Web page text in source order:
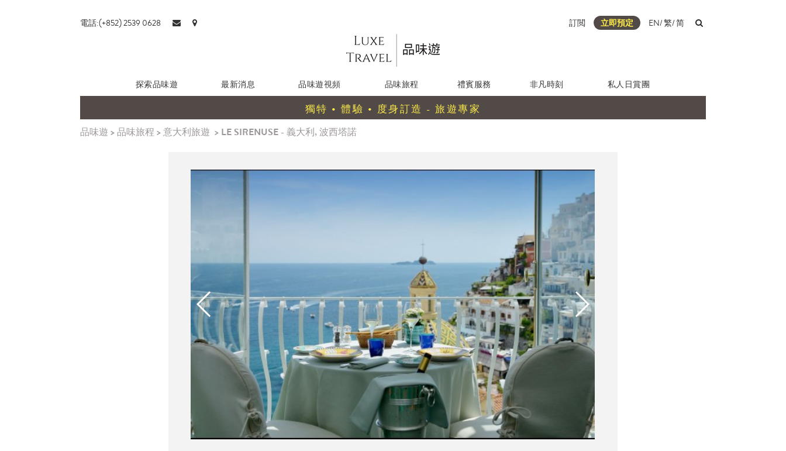
電話:(+852) 2539 0628 訂閲 立即預定 EN/繁/简
探索品味遊 最新消息 品味遊視頻 品味旅程 禮賓服務 非凡時刻 私人日賞團
獨特 • 體驗 • 度身訂造 - 旅遊專家
品味遊 > 品味旅程 >意大利旅遊 > LE SIRENUSE - 義大利, 波西塔諾